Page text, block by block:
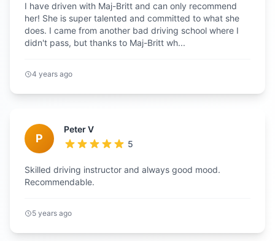
I have driven with Maj-Britt and can only recommend
her! She is super talented and committed to what she
does. I came from another bad driving school where I
didn't pass, but thanks to Maj-Britt wh...
4 years ago
P
Peter V
5
Skilled driving instructor and always good mood.
Recommendable.
5 years ago